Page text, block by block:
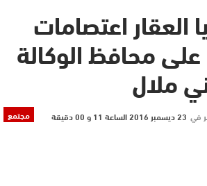
العقار اعتصامات
محافظ الوكالة
ملال
مجتمع في 23 ديسمبر 2016 الساعة 11 و 00 دقيقة